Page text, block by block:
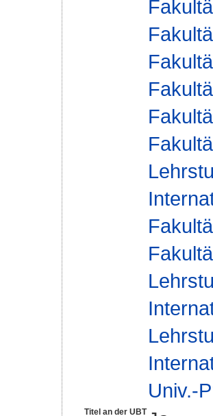
Univ.-
Titel an der UBT